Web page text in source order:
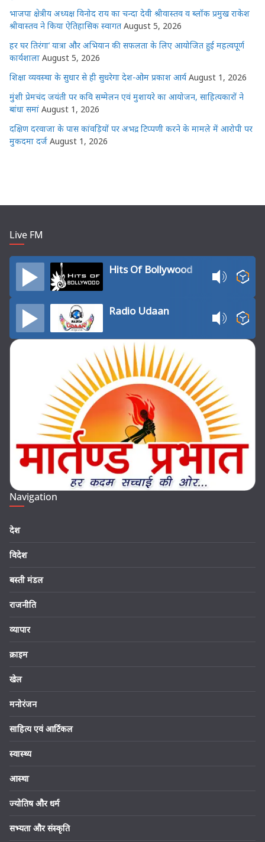
भाजपा क्षेत्रीय अध्यक्ष विनोद राय का चन्दा देवी श्रीवास्तव व ब्लॉक प्रमुख राकेश
श्रीवास्तव ने किया ऐतिहासिक स्वागत August 5, 2026
हर घर तिरंगा’ यात्रा और अभियान की सफलता के लिए आयोजित हुई महत्वपूर्ण
कार्यशाला August 5, 2026
शिक्षा व्यवस्था के सुधार से ही सुधरेगा देश-ओम प्रकाश आर्य August 1, 2026
मुंशी प्रेमचंद जयंती पर कवि सम्मेलन एवं मुशायरे का आयोजन, साहित्यकारों ने
बांधा समां August 1, 2026
दक्षिण दरवाजा के पास कांवड़ियों पर अभद्र टिप्पणी करने के मामले में आरोपी पर
मुकदमा दर्ज August 1, 2026
Live FM
Hits Of Bollywood
Radio Udaan
Navigation
देश
विदेश
बस्ती मंडल
राजनीति
व्यापार
क्राइम
खेल
मनोरंजन
साहित्य एवं आर्टिकल
स्वास्थ्य
आस्था
ज्योतिष और धर्म
सभ्यता और संस्कृति